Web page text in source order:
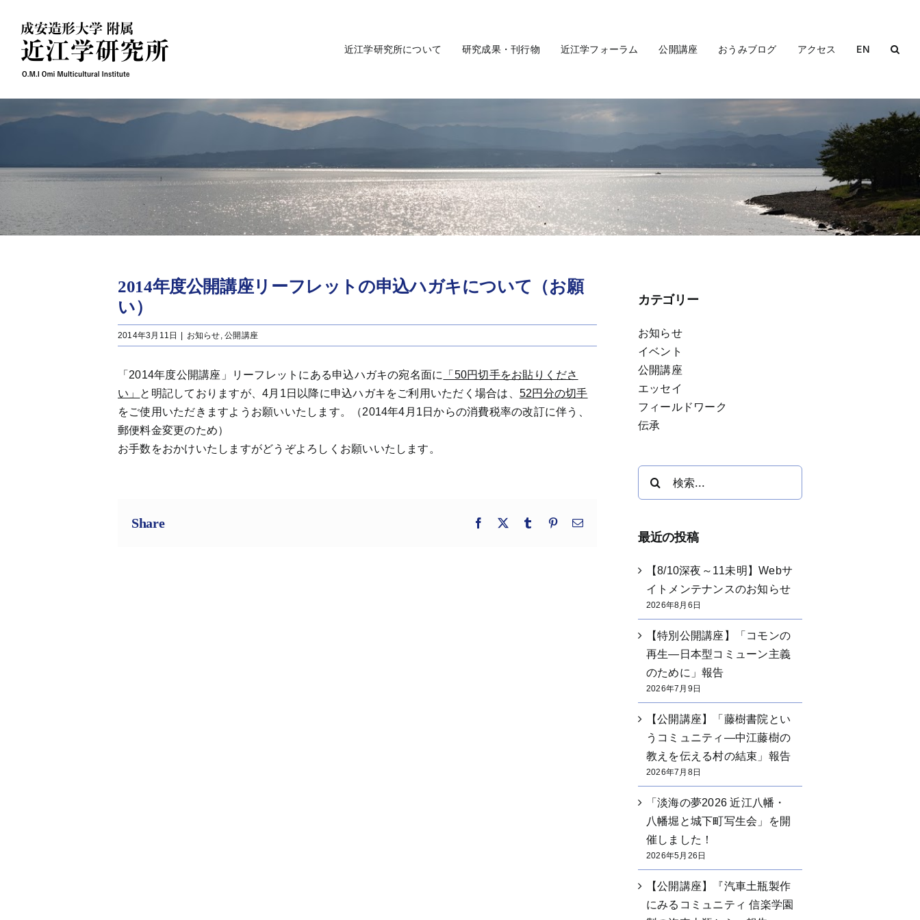
content
近江学研究所について 研究成果・刊行物 近江学フォーラム 公開講座 おうみブログ アクセス EN
2014年度公開講座リーフレットの申込ハガキについて（お願
い）
2014年3月11日 お知らせ,公開講座
「2014年度公開講座」リーフレットにある申込ハガキの宛名面に
「50円切手をお貼りくださ
い」 と明記しておりますが、4月1日以降に申込ハガキをご利用いただく場合は、 52円分の切手
をご使用いただきますようお願いいたします。（2014年4月1日からの消費税率の改訂に伴う、
郵便料金変更のため）
お手数をおかけいたしますがどうぞよろしくお願いいたします。
Share Facebook TumblrPinterest
電
カテゴリー
お知らせ
イベント
公開講座
エッセイ
フィールドワーク
伝承
最近の投稿
【8/10深夜～11未明】Webサ
イトメンテナンスのお知らせ
2026年8月6日
【特別公開講座】「コモンの
再生―日本型コミューン主義
のために」報告
2026年7月9日
【公開講座】「藤樹書院とい
うコミュニティ―中江藤樹の
教えを伝える村の結束」報告
2026年7月8日
「淡海の夢2026 近江八幡・
八幡堀と城下町写生会」を開
催しました！
2026年5月26日
【公開講座】『汽車土瓶製作
にみるコミュニティ 信楽学園